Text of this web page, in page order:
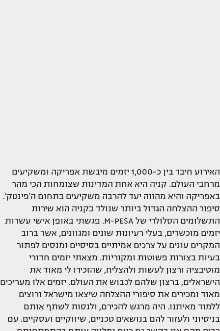
האירוע חיבר בין כ-1,000 יזמים מיבשת אפריקה ומשקיעים
מרחבי העולם. קניה היא אחת המדינות שצומחות הכי מהר
באפריקה והיא מהווה יעד להרבה משקיעים בתחום ה'פינטק'.
סיפור ההצלחה הגדול ביותר שנולד בקניה הוא שירות
התשלומים הסלולרי של M-PESA. פגשתי באופן אישי עשרות
יזמים מוכשרים, בעלי רעיונות שונים ומגוונים, אשר ברוב
המקרים עונים על צרכים אמיתיים בסיסיים ומנסים לפתור
בעיות בצורות פשוטות ומקוריות. מצאתי יזמים חדורי
מוטיבציה ורצון לעשות ולהצליח, שהזכירו לי מאוד את
הישראלים, ברצון שלהם לכבוש את העולם. יזמים אלו מעריכים
מאוד ומכירים את סיפורי ההצלחה שיצאו מישראל ורוצים
ללמוד מאיתנו. היה מרגש להכירם, ולנסות לשתף אותם
בניסיוני ולעזור להם בנושאים טכניים, שיווקיים ועסקיים. עם